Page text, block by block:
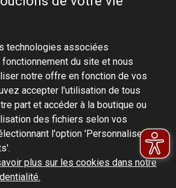
POLAND
Group Sp. z o. o.
technologies associées
du site et nous
notre offre en fonction de vos
accepter l'utilisation de tous
part et accéder à la boutique ou
des fichiers selon vos
l'option 'Personnaliser
plus sur les cookies dans notre